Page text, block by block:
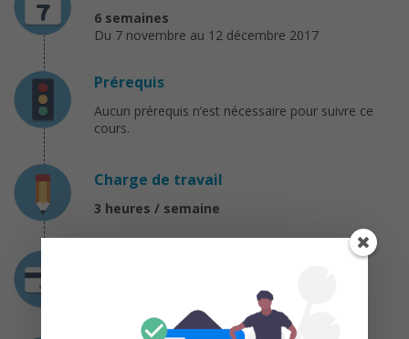
6 semaines
Du 7 novembre au 12 décembre 2017
Prérequis
Aucun prérequis n’est nécessaire pour suivre ce
cours.
Charge de travail
3 heures / semaine